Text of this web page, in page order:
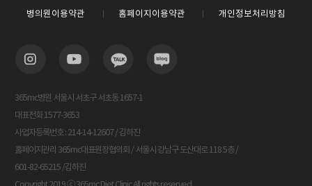
병의원이용약관 홈페이지이용약관 개인정보처리방침
365mc병원 서울시 서초구 서초동 1657-1
대표전화 1577-3653
사업자등록번호 : 214-14-12607 / 김하진
홈페이지관리 365mc대표원장협의회 / 서울시 강남구 도산대로 118 5층 /
601-82-65215 /김하진